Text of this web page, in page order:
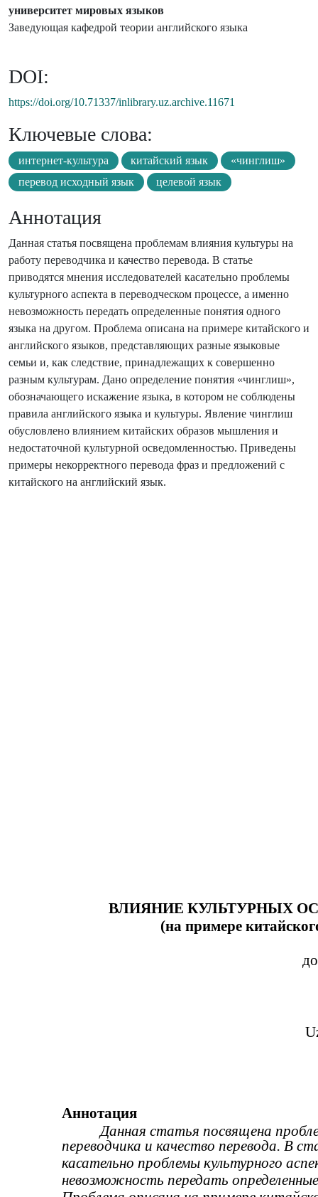
университет мировых языков
Заведующая кафедрой теории английского языка
DOI:
https://doi.org/10.71337/inlibrary.uz.archive.11671
Ключевые слова:
интернет-культура китайский язык
«чинглиш»
перевод исходный язык
целевой язык
Аннотация
Данная статья посвящена проблемам влияния культуры на
работу переводчика и качество перевода. В статье
приводятся мнения исследователей касательно проблемы
культурного аспекта в переводческом процессе, а именно
невозможность передать определенные понятия одного
языка на другом. Проблема описана на примере китайского и
английского языков, представляющих разные языковые
семьи и, как следствие, принадлежащих к совершенно
разным культурам. Дано определение понятия «чинглиш»,
обозначающего искажение языка, в котором не соблюдены
правила английского языка и культуры. Явление чинглиш
обусловлено влиянием китайских образов мышления и
недостаточной культурной осведомленностью. Приведены
примеры некорректного перевода фраз и предложений с
китайского на английский язык.
ВЛИЯНИЕ КУЛЬТУРНЫХ
(на примере
Аннотация
Данная статья посвящена
переводчика и качество перевода. В
касательно проблемы культурного
невозможность передать